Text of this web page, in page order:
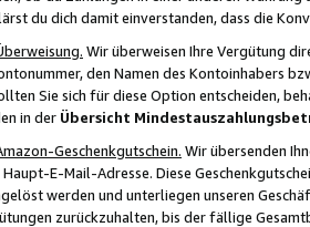
du dich damit einverstanden, dass die
Wir überweisen Ihre Vergütung
den Namen des Kontoinhabers
Sie sich für diese Option entscheiden,
in der Übersicht
Geschenkgutschein. Wir übersenden
E-Mail-Adresse. Diese
werden und unterliegen unseren
zurückzuhalten, bis der fällige